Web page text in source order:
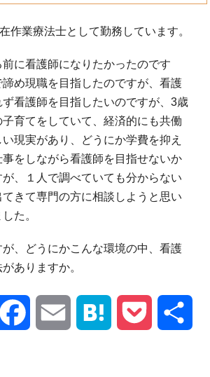
作業療法士として勤務しています。
前に看護師になりたかったのです
諦め現職を目指したのですが、看護
看護師を目指したいのですが、3歳
子育てをしていて、経済的にも共働
現実があり、どうにか学費を抑え
事をしながら看護師を目指せないか
、
１人で調べていても分からない
きて専門の方に相談しようと思い
た。
が、どうにかこんな環境の中、看護
ありますか。
Facebook Email Hatena Pocket